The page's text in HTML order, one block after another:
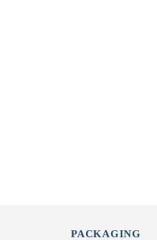
PACKAGING